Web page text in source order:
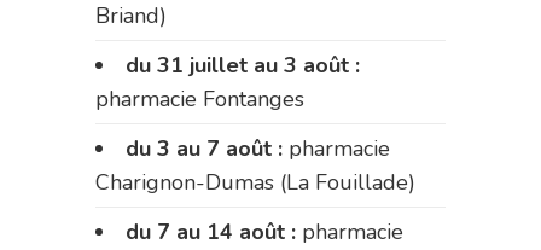
Briand)
du 31 juillet au 3 août :
pharmacie Fontanges
du 3 au 7 août : pharmacie
Charignon-Dumas (La Fouillade)
du 7 au 14 août : pharmacie